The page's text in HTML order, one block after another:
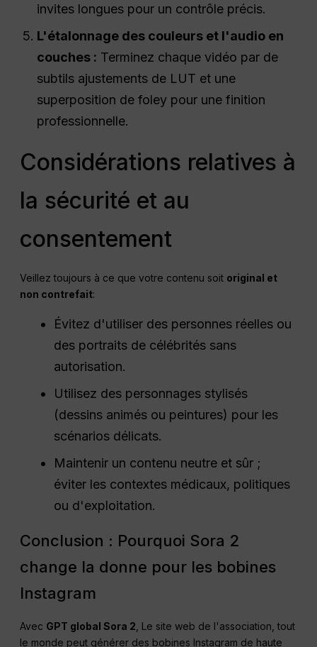
invites longues pour un contrôle précis.
L'étalonnage des couleurs et l'audio en
couches : Terminez chaque vidéo par de
subtils ajustements de LUT et une
superposition de foley pour une finition
professionnelle.
Considérations relatives à
la sécurité et au
consentement
Veillez toujours à ce que votre contenu soit original et
non contrefait:
Évitez d'utiliser des personnes réelles ou
des portraits de célébrités sans
autorisation.
Utilisez des personnages stylisés
(dessins animés ou peintures) pour les
scénarios délicats.
Maintenir un contenu neutre et sûr ;
éviter les contextes médicaux, politiques
ou d'exploitation.
Conclusion : Pourquoi Sora 2
change la donne pour les bobines
Instagram
Avec GPT global Sora 2 , Le site web de l'association, tout
le monde peut générer des bobines Instagram de haute